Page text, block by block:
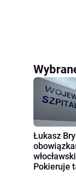
Łukasz
Pokieruje